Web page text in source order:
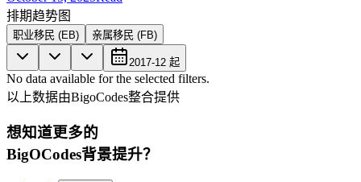
排期趋势图
职业移民 (EB) 亲属移民 (FB)
2017-12 起
No data available for the selected filters.
以上数据由BigoCodes整合提供
想知道更多的
BigOCodes背景提升？